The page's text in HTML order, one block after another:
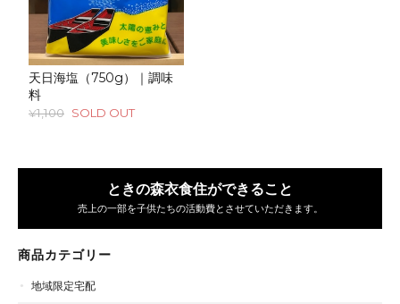
天日海塩（750g）｜調味
料
¥1,100 SOLD OUT
ときの森衣食住ができること
売上の一部を子供たちの活動費とさせていただきます。
商品カテゴリー
地域限定宅配